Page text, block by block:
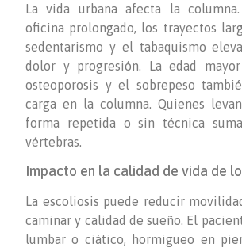
La vida urbana afecta la
oficina prolongado, los trayectos
sedentarismo y el tabaquismo
dolor y progresión. La edad
osteoporosis y el sobrepeso
carga en la columna. Quienes
forma repetida o sin técnica
vértebras.
Impacto en la calidad de vida de
La escoliosis puede reducir
caminar y calidad de sueño. El
lumbar o ciático, hormigueo en